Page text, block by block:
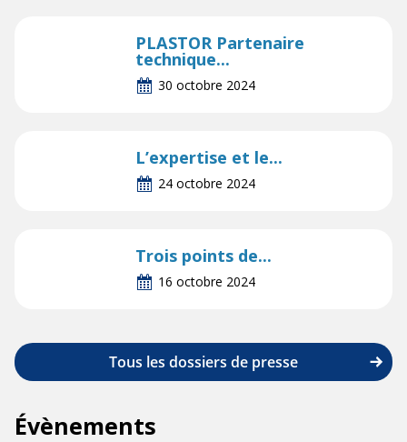
PLASTOR Partenaire
technique...
30 octobre 2024
L’expertise et le...
24 octobre 2024
Trois points de...
16 octobre 2024
Tous les dossiers de presse
Évènements